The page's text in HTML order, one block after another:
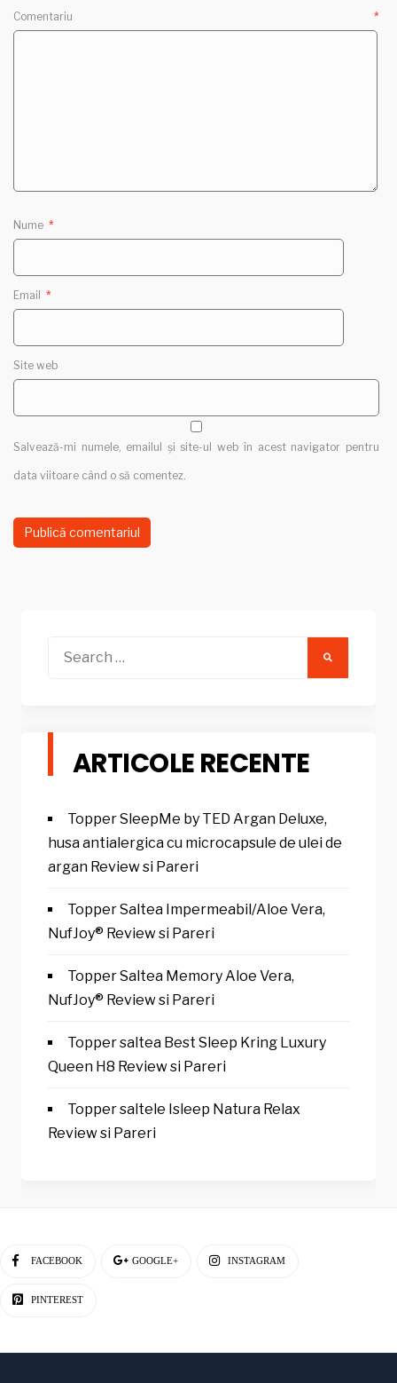
Comentariu *
Nume *
Email *
Site web
Salvează-mi numele, emailul și site-ul web în acest navigator pentru
data viitoare când o să comentez.
Search
ARTICOLE RECENTE
Topper SleepMe by TED Argan Deluxe,
husa antialergica cu microcapsule de ulei de
argan Review si Pareri
Topper Saltea Impermeabil/Aloe Vera,
NufJoy® Review si Pareri
Topper Saltea Memory Aloe Vera,
NufJoy® Review si Pareri
Topper saltea Best Sleep Kring Luxury
Queen H8 Review si Pareri
Topper saltele Isleep Natura Relax
Review si Pareri
FACEBOOK GOOGLE+ INSTAGRAM
PINTEREST